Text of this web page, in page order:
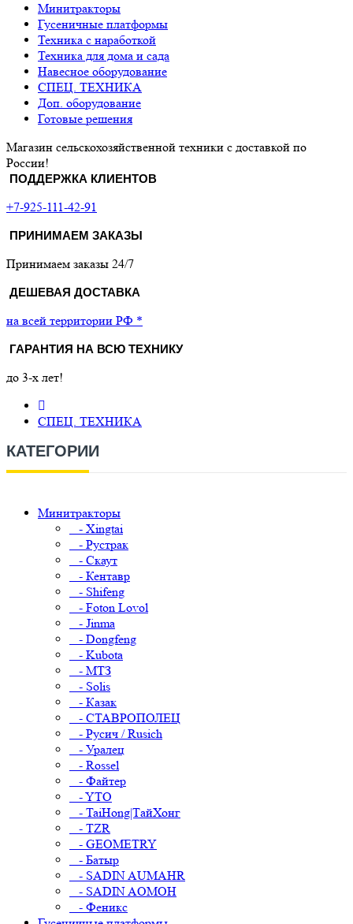
Минитракторы
Гусеничные платформы
Техника с наработкой
Техника для дома и сада
Навесное оборудование
СПЕЦ. ТЕХНИКА
Доп. оборудование
Готовые решения
Магазин сельскохозяйственной техники с доставкой по
России!
ПОДДЕРЖКА КЛИЕНТОВ
+7-925-111-42-91
ПРИНИМАЕМ ЗАКАЗЫ
Принимаем заказы 24/7
ДЕШЕВАЯ ДОСТАВКА
на всей территории РФ *
ГАРАНТИЯ НА ВСЮ ТЕХНИКУ
до 3-х лет!
СПЕЦ. ТЕХНИКА
КАТЕГОРИИ
Минитракторы
- Xingtai
- Рустрак
- Скаут
- Кентавр
- Shifeng
- Foton Lovol
- Jinma
- Dongfeng
- Kubota
- МТЗ
- Solis
- Казак
- СТАВРОПОЛЕЦ
- Русич / Rusich
- Уралец
- Rossel
- Файтер
- YTO
- TaiHong|ТайХонг
- TZR
- GEOMETRY
- Батыр
- SADIN AUMAHR
- SADIN AOMOH
- Феникс